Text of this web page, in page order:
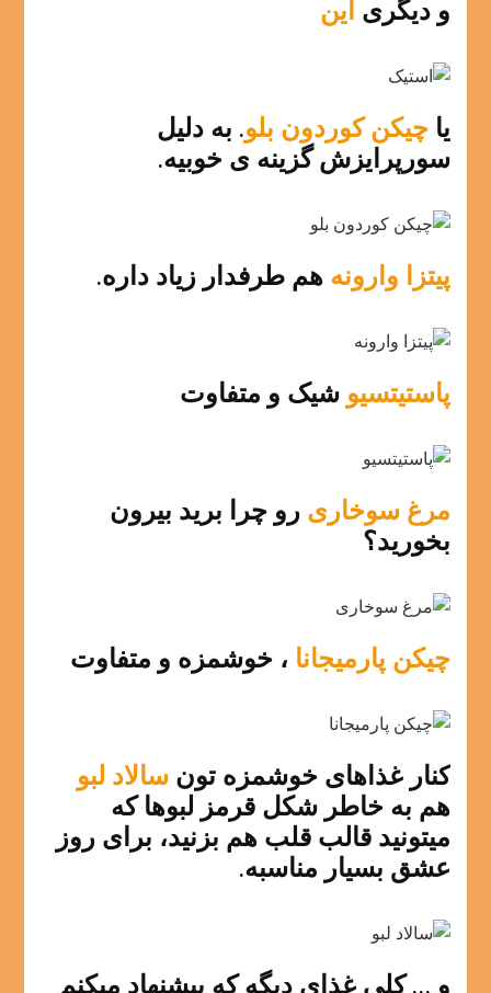
و دیگری این
یا چیکن کوردون بلو. به دلیل
سورپرایزش گزینه ی خوبیه.
پیتزا وارونه هم طرفدار زیاد داره.
پاستیتسیو شیک و متفاوت
مرغ سوخاری رو چرا برید بیرون
بخورید؟
چیکن پارمیجانا ، خوشمزه و متفاوت
کنار غذاهای خوشمزه تونسالاد لبو
هم به خاطر شکل قرمز لبوها که
میتونید قالب قلب هم بزنید، برای روز
عشق بسیار مناسبه.
و … کلی غذای دیگه که پیشنهاد میکنم